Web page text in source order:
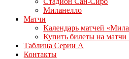
Миланелло
Матчи
Календарь матчей
Купить билеты на
Таблица Серии А
Контакты